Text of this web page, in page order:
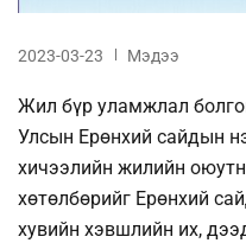
2023-03-23 Мэдээ
Жил бүр уламжлал
Улсын Ерөнхий сайдын
хичээлийн жилийн
хөтөлбөрийг Ерөнхий
хувийн хэвшлийн их,